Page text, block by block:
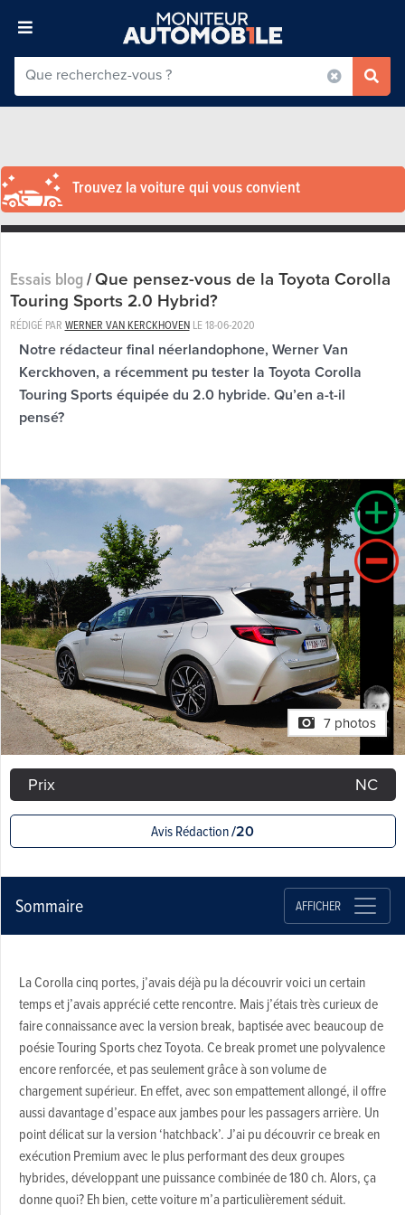
Trouvez la voiture qui vous convient
Essais blog/Que pensez-vous de la Toyota Corolla
Touring Sports 2.0 Hybrid?
RÉDIGÉ PAR WERNER VAN KERCKHOVENLE18-06-2020
Notre rédacteur final néerlandophone, Werner Van
Kerckhoven, a récemment pu tester la Toyota Corolla
Touring Sports équipée du 2.0 hybride. Qu’en a-t-il
pensé?
7 photos
Prix NC
Avis Rédaction/20
Sommaire AFFICHER
La Corolla cinq portes, j’avais déjà pu la découvrir voici un certain
temps et j’avais apprécié cette rencontre. Mais j’étais très curieux de
faire connaissance avec la version break, baptisée avec beaucoup de
poésie Touring Sports chez Toyota. Ce break promet une polyvalence
encore renforcée, et pas seulement grâce à son volume de
chargement supérieur. En effet, avec son empattement allongé, il offre
aussi davantage d’espace aux jambes pour les passagers arrière. Un
point délicat sur la version ‘hatchback’. J’ai pu découvrir ce break en
exécution Premium avec le plus performant des deux groupes
hybrides, développant une puissance combinée de 180 ch. Alors, ça
donne quoi? Eh bien, cette voiture m’a particulièrement séduit.